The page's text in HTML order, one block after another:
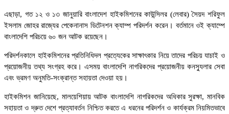
এছাড়া, গত ১২ ও ১৩ জানুয়ারি বাংলাদেশ হাইকমিশনের কাউন্সিলর (লেবার) সৈয়দ শরিফুল
ইসলাম জোহর রাজ্যের পেকেনানাস ডিটেনশন ক্যাম্প পরিদর্শন করেন। বর্তমানে ওই ক্যাম্পে
বাংলাদেশি পরিচয়ে ৬০ জন আটক রয়েছেন।
পরিদর্শনকালে হাইকমিশনের প্রতিনিধিদল প্রত্যেকের সাক্ষাৎকার নিয়ে তাদের পরিচয় যাচাই ও
প্রয়োজনীয় তথ্য সংগ্রহ করে। এসময় বাংলাদেশি নাগরিকদের প্রয়োজনীয় কনস্যুলার সেবা
এবং ভ্রমণ অনুমতি-সংক্রান্ত সহায়তা দেওয়া হয়।
হাইকমিশন জানিয়েছে, মালয়েশিয়ায় আটক বাংলাদেশি নাগরিকদের অধিকার সুরক্ষা, মানবিক
সহায়তা ও দ্রুত দেশে প্রত্যাবর্তন নিশ্চিত করতে এ ধরনের পরিদর্শন ও কার্যক্রম নিয়মিতভাবে